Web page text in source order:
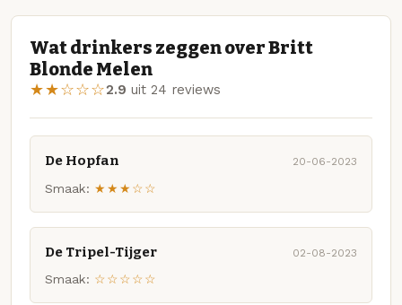
Wat drinkers zeggen over Britt
Blonde Melen
★★☆☆☆2.9 uit 24 reviews
De Hopfan 20-06-2023
Smaak: ★★★☆☆
De Tripel-Tijger 02-08-2023
Smaak: ☆☆☆☆☆